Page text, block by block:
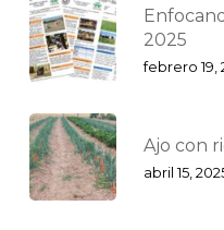
2025
febrero 19,
Ajo con
abril 15,